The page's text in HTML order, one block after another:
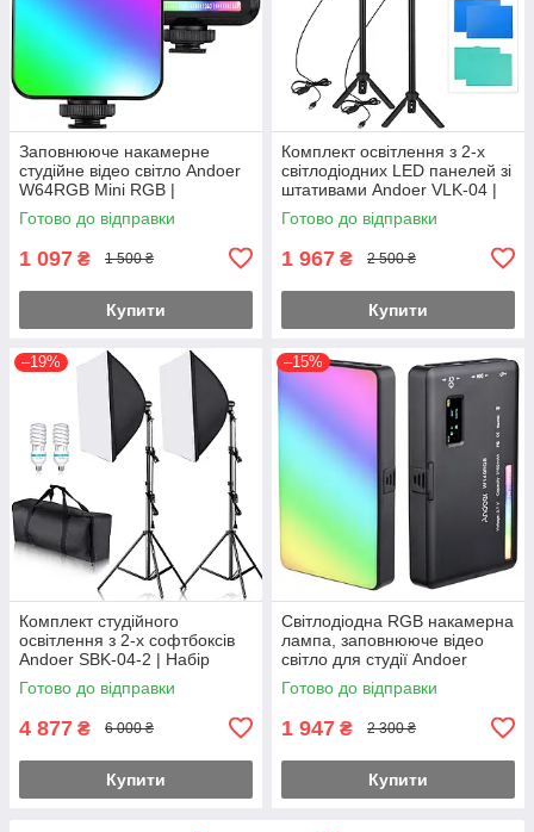
Заповнююче накамерне
студійне відео світло Andoer
W64RGB Mini RGB |
світлодіодна LED лампа для
фото і відео на штатив, 6W
Готово до відправки
1 097 ₴ 1 500 ₴
Купити
Комплект освітлення з 2-х
світлодіодних LED панелей зі
штативами Andoer VLK-04 |
Набір постійного світла для
відео
Готово до відправки
1 967 ₴ 2 500 ₴
Купити
–19%
Комплект студійного
освітлення з 2-х софтбоксів
Andoer SBK-04-2 | Набір
постійного світла з
флуоресцентними лампами
Готово до відправки
4 877 ₴ 6 000 ₴
Купити
–15%
Світлодіодна RGB накамерна
лампа, заповнююче відео
світло для студії Andoer
W140RGB | Кольорова LED
панель, 8W
Готово до відправки
1 947 ₴ 2 300 ₴
Купити